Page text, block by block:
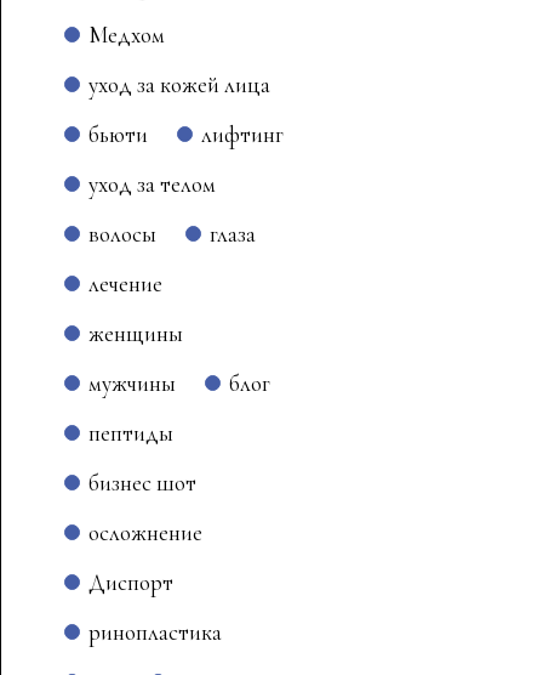
Медхом
уход за кожей лица
бьюти
лифтинг
уход за телом
волосы
глаза
лечение
женщины
мужчины
блог
пептиды
бизнес шот
осложнение
Диспорт
ринопластика